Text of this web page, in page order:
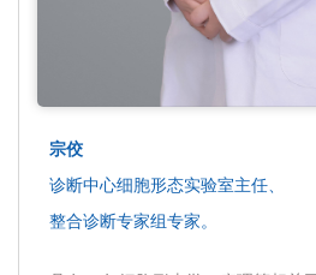
宗佼
诊断中心细胞形态实验室主任、
整合诊断专家组专家。